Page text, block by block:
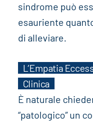
sindrome può
esauriente
di alleviare.
L’Empatia
Clinica
È naturale
“patologico” un